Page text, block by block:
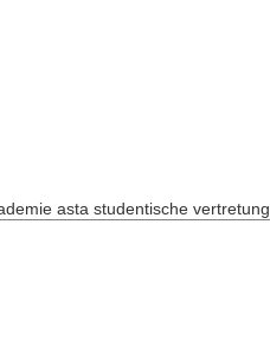
asta studentische vertretung